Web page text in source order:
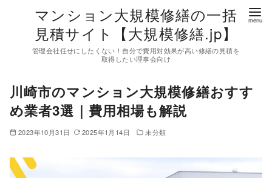
マンション大規模修繕の一括
見積サイト【大規模修繕.jp】
管理会社任せにしたくない！自分で費用対効果が高い修繕の見積を
取得したい理事会向け
川崎市のマンション大規模修繕おすす
め業者3選｜費用相場も解説
2023年10月31日 2025年1月14日 未分類